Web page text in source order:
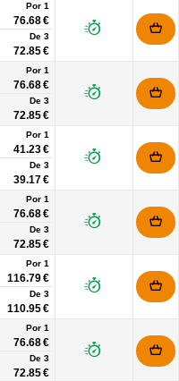
Por 1
76.68 €
De 3
72.85 €
Por 1
76.68 €
De 3
72.85 €
Por 1
41.23 €
De 3
39.17 €
Por 1
76.68 €
De 3
72.85 €
Por 1
116.79 €
De 3
110.95 €
Por 1
76.68 €
De 3
72.85 €